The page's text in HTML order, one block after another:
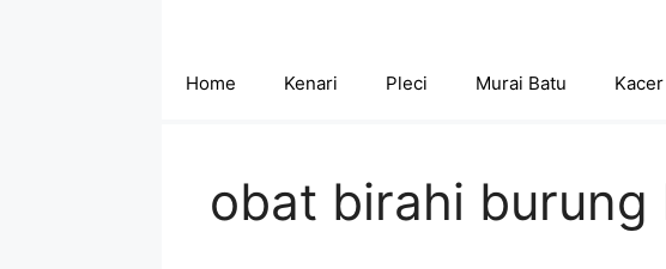
Home Kenari Pleci Murai Batu Kacer
obat birahi burung